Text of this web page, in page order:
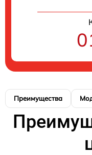
Преимущества